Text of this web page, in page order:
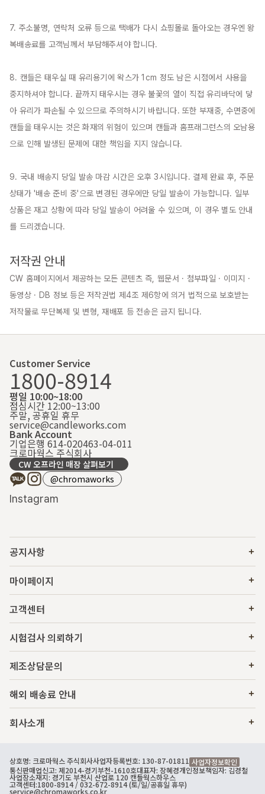
7. 주소불명, 연락처 오류 등으로 택배가 다시 쇼핑몰로 돌아오는 경우엔 왕
복배송료를 고객님께서 부담해주셔야 합니다.
8. 캔들은 태우실 때 유리용기에 왁스가 1cm 정도 남은 시점에서 사용을
중지하셔야 합니다. 끝까지 태우시는 경우 불꽃의 열이 직접 유리바닥에 닿
아 유리가 파손될 수 있으므로 주의하시기 바랍니다. 또한 부재중, 수면중에
캔들을 태우시는 것은 화재의 위험이 있으며 캔들과 홈프래그런스의 오남용
으로 인해 발생된 문제에 대한 책임을 지지 않습니다.
9. 국내 배송지 당일 발송 마감 시간은 오후 3시입니다. 결제 완료 후, 주문
상태가 '배송 준비 중'으로 변경된 경우에만 당일 발송이 가능합니다. 일부
상품은 재고 상황에 따라 당일 발송이 어려울 수 있으며, 이 경우 별도 안내
를 드리겠습니다.
저작권 안내
CW 홈페이지에서 제공하는 모든 콘텐츠 즉, 웹문서 · 첨부파일 · 이미지 ·
동영상 · DB 정보 등은 저작권법 제4조 제6항에 의거 법적으로 보호받는
저작물로 무단복제 및 변형, 재배포 등 전송은 금지 됩니다.
Customer Service
1800-8914
평일 10:00~18:00
점심시간 12:00~13:00
주말, 공휴일 휴무
service@candleworks.com
Bank Account
기업은행 614-020463-04-011
크로마웍스 주식회사
CW 오프라인 매장 살펴보기
@chromaworks
Instagram
공지사항
마이페이지
고객센터
시험검사 의뢰하기
제조상담문의
해외 배송료 안내
회사소개
상호명: 크로마웍스 주식회사사업자등록번호: 130-87-01811 사업자정보확인
통신판매업신고: 제2014-경기부천-1610호대표자: 장혜경개인정보책임자: 김경철
사업장소재지: 경기도 부천시 산업로 120 캔들웍스하우스
고객센터:1800-8914/ 032-672-8914 (토/일/공휴일 휴무)
service@chromaworks.co.kr